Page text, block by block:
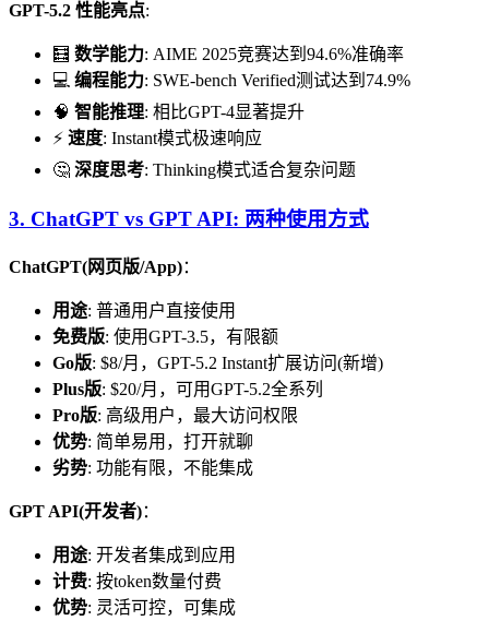
GPT-5.2 性能亮点:
🧮 数学能力: AIME 2025竞赛达到94.6%准确率
💻 编程能力: SWE-bench Verified测试达到74.9%
🧠 智能推理: 相比GPT-4显著提升
⚡ 速度: Instant模式极速响应
🤔 深度思考: Thinking模式适合复杂问题
3. ChatGPT vs GPT API: 两种使用方式
ChatGPT(网页版/App)：
用途: 普通用户直接使用
免费版: 使用GPT-3.5，有限额
Go版: $8/月，GPT-5.2 Instant扩展访问(新增)
Plus版: $20/月，可用GPT-5.2全系列
Pro版: 高级用户，最大访问权限
优势: 简单易用，打开就聊
劣势: 功能有限，不能集成
GPT API(开发者)：
用途: 开发者集成到应用
计费: 按token数量付费
优势: 灵活可控，可集成